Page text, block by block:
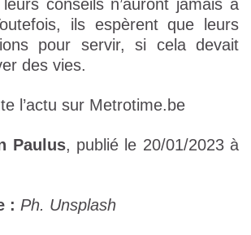
conseils n’auront jamais à
ils espèrent que leurs
pour servir, si cela devait
des vies.
l’actu sur Metrotime.be
Paulus, publié le 20/01/2023 à
: Ph. Unsplash